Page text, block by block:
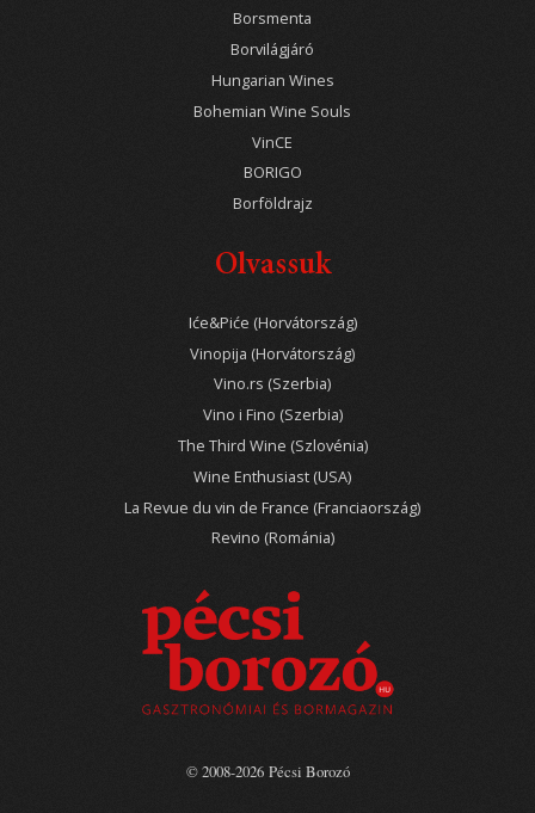
Borsmenta
Borvilágjáró
Hungarian Wines
Bohemian Wine Souls
VinCE
BORIGO
Borföldrajz
Olvassuk
Iće&Piće (Horvátország)
Vinopija (Horvátország)
Vino.rs (Szerbia)
Vino i Fino (Szerbia)
The Third Wine (Szlovénia)
Wine Enthusiast (USA)
La Revue du vin de France (Franciaország)
Revino (Románia)
© 2008-2026 Pécsi Borozó